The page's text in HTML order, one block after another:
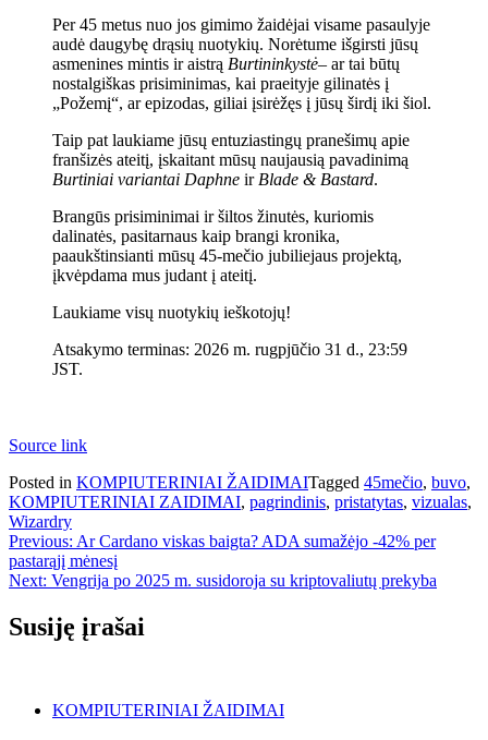
Per 45 metus nuo jos gimimo žaidėjai visame pasaulyje
audė daugybę drąsių nuotykių. Norėtume išgirsti jūsų
asmenines mintis ir aistrą Burtininkystė– ar tai būtų
nostalgiškas prisiminimas, kai praeityje gilinatės į
„Požemį“, ar epizodas, giliai įsirėžęs į jūsų širdį iki šiol.
Taip pat laukiame jūsų entuziastingų pranešimų apie
franšizės ateitį, įskaitant mūsų naujausią pavadinimą
Burtiniai variantai Daphne ir Blade & Bastard.
Brangūs prisiminimai ir šiltos žinutės, kuriomis
dalinatės, pasitarnaus kaip brangi kronika,
paaukštinsianti mūsų 45-mečio jubiliejaus projektą,
įkvėpdama mus judant į ateitį.
Laukiame visų nuotykių ieškotojų!
Atsakymo terminas: 2026 m. rugpjūčio 31 d., 23:59
JST.
Source link
Posted in KOMPIUTERINIAI ŽAIDIMAITagged 45mečio, buvo,
KOMPIUTERINIAI ZAIDIMAI, pagrindinis, pristatytas, vizualas,
Wizardry
Navigacija
tarp
Previous: Ar Cardano viskas baigta? ADA sumažėjo -42% per
pastarąjį mėnesį
Next: Vengrija po 2025 m. susidoroja su kriptovaliutų prekyba
Susiję įrašai
KOMPIUTERINIAI ŽAIDIMAI